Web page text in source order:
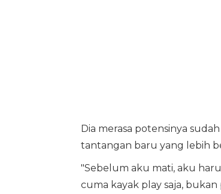
Dia merasa potensinya
tantangan baru yang lebih
"Sebelum aku mati, aku
cuma kayak play saja,